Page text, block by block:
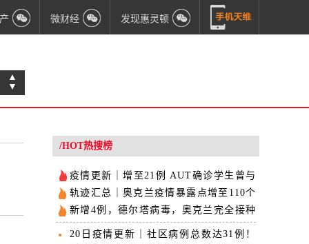
微财经 发现惠灵顿
▲
▼
/HOT热搜榜
疫情更新｜增至21例 AUT确诊学生曾与
84人上课
轨迹汇总｜奥克兰疫情暴露点增至110个
包括幼儿园
新增4例，德尔塔病毒，奥克兰完全接种
疫苗护士确诊！
20日疫情更新｜社区病例总数达31例！